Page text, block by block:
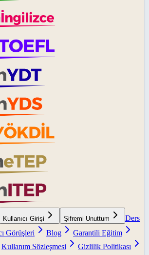
Kullanıcı Girişi Şifremi Unuttum
Ders
Görüşleri Blog
Garantili Eğitim
Kullanım Sözleşmesi
Gizlilik Politikası